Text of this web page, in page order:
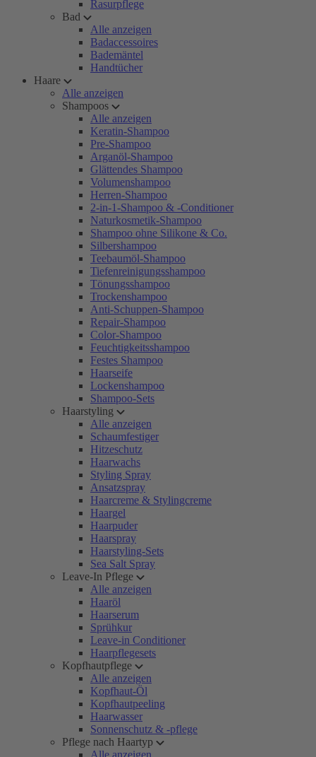
Rasurpflege
Bad
Alle anzeigen
Badaccessoires
Bademäntel
Handtücher
Haare
Alle anzeigen
Shampoos
Alle anzeigen
Keratin-Shampoo
Pre-Shampoo
Arganöl-Shampoo
Glättendes Shampoo
Volumenshampoo
Herren-Shampoo
2-in-1-Shampoo & -Conditioner
Naturkosmetik-Shampoo
Shampoo ohne Silikone & Co.
Silbershampoo
Teebaumöl-Shampoo
Tiefenreinigungsshampoo
Tönungsshampoo
Trockenshampoo
Anti-Schuppen-Shampoo
Repair-Shampoo
Color-Shampoo
Feuchtigkeitsshampoo
Festes Shampoo
Haarseife
Lockenshampoo
Shampoo-Sets
Haarstyling
Alle anzeigen
Schaumfestiger
Hitzeschutz
Haarwachs
Styling Spray
Ansatzspray
Haarcreme & Stylingcreme
Haargel
Haarpuder
Haarspray
Haarstyling-Sets
Sea Salt Spray
Leave-In Pflege
Alle anzeigen
Haaröl
Haarserum
Sprühkur
Leave-in Conditioner
Haarpflegesets
Kopfhautpflege
Alle anzeigen
Kopfhaut-Öl
Kopfhautpeeling
Haarwasser
Sonnenschutz & -pflege
Pflege nach Haartyp
Alle anzeigen